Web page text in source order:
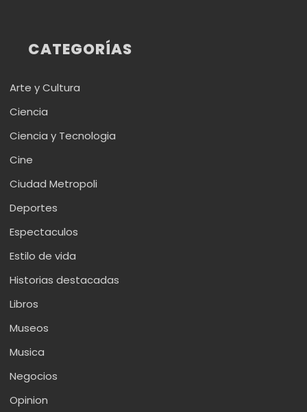
CATEGORÍAS
Arte y Cultura
Ciencia
Ciencia y Tecnologia
Cine
Ciudad Metropoli
Deportes
Espectaculos
Estilo de vida
Historias destacadas
Libros
Museos
Musica
Negocios
Opinion